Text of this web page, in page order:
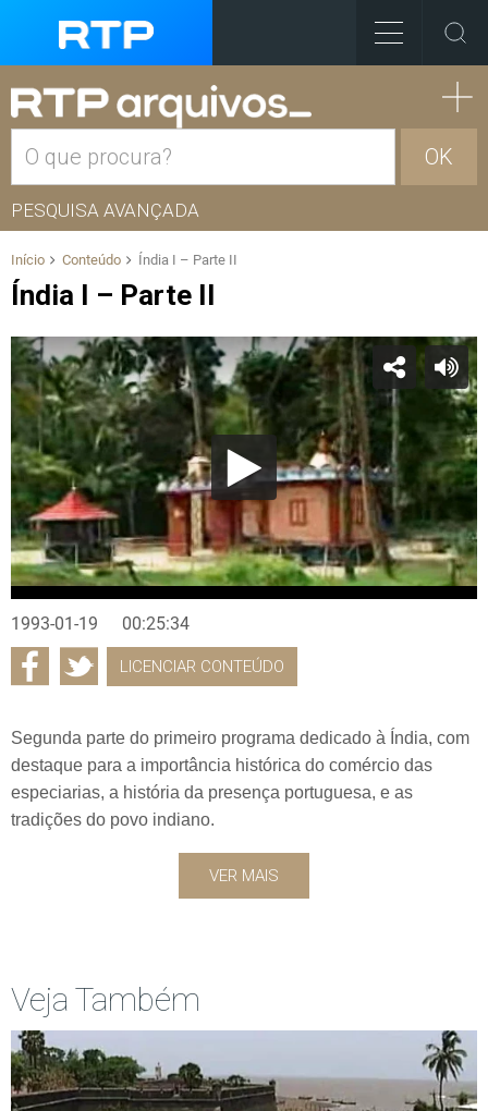
OK
PESQUISA AVANÇADA
Início Conteúdo Índia I – Parte II
Índia I – Parte II
1993-01-19 00:25:34
LICENCIAR CONTEÚDO
Segunda parte do primeiro programa dedicado à Índia, com
destaque para a importância histórica do comércio das
especiarias, a história da presença portuguesa, e as
tradições do povo indiano.
VER MAIS
Veja Também